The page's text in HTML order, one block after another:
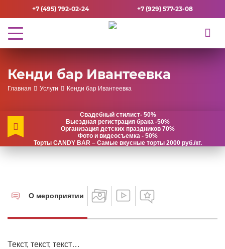
+7 (495) 792-02-24 +7 (929) 577-23-08
Кенди бар Ивантеевка
Главная Услуги Кенди бар Ивантеевка
Свадебный стилист- 50%
Выездная регистрация брака -50%
Организация детских праздников 70%
Фото и видеосъемка - 50%
Торты CANDY BAR – Самые вкусные торты 2000 руб./кг.
О мероприятии
Текст, текст, текст…